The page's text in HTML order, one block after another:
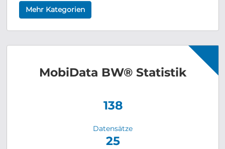
Mehr Kategorien
MobiData BW® Statistik
142
Datensätze
25